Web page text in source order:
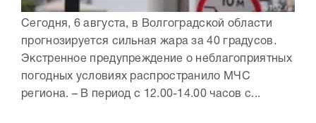
Сегодня, 6 августа, в Волгоградской области
прогнозируется сильная жара за 40 градусов.
Экстренное предупреждение о неблагоприятных
погодных условиях распространило МЧС
региона. – В период с 12.00-14.00 часов с...